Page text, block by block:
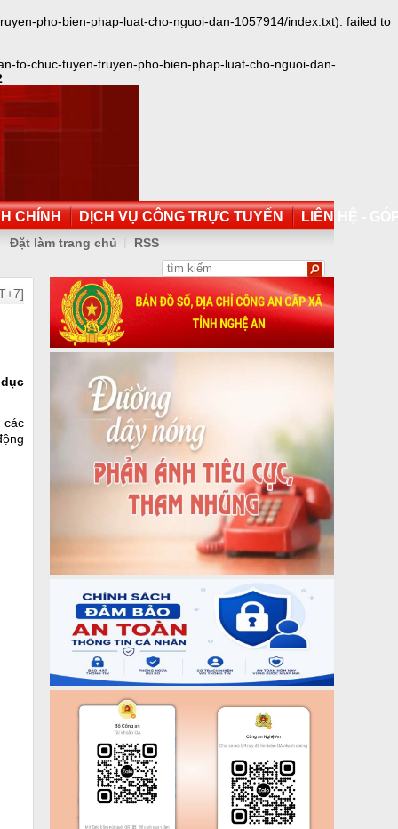
pho-bien-phap-luat-cho-nguoi-dan-1057914/index.txt): failed to
to-chuc-tuyen-truyen-pho-bien-phap-luat-cho-nguoi-dan-
CHÍNH DỊCH VỤ CÔNG TRỰC TUYẾN LIÊN HỆ -
Đặt làm trang chủ RSS
các